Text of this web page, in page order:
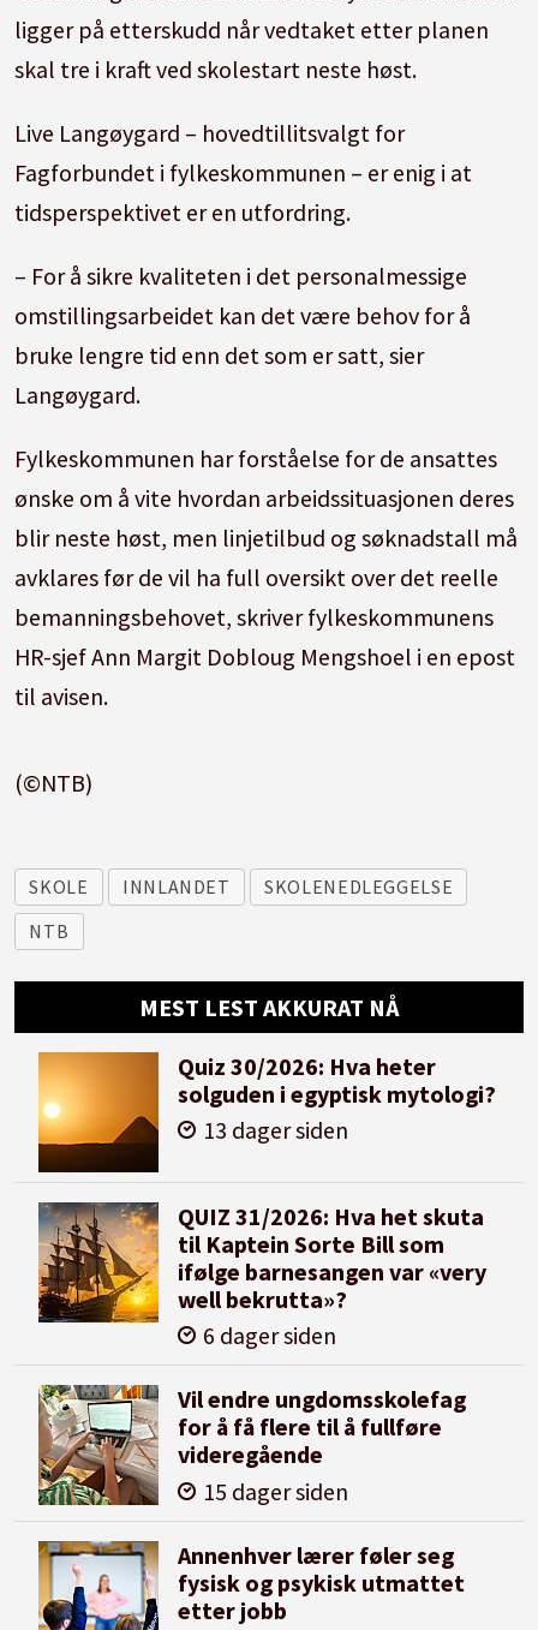
ligger på etterskudd når vedtaket etter planen
skal tre i kraft ved skolestart neste høst.
Live Langøygard – hovedtillitsvalgt for
Fagforbundet i fylkeskommunen – er enig i at
tidsperspektivet er en utfordring.
– For å sikre kvaliteten i det personalmessige
omstillingsarbeidet kan det være behov for å
bruke lengre tid enn det som er satt, sier
Langøygard.
Fylkeskommunen har forståelse for de ansattes
ønske om å vite hvordan arbeidssituasjonen deres
blir neste høst, men linjetilbud og søknadstall må
avklares før de vil ha full oversikt over det reelle
bemanningsbehovet, skriver fylkeskommunens
HR-sjef Ann Margit Dobloug Mengshoel i en epost
til avisen.
(©NTB)
SKOLE INNLANDET
SKOLENEDLEGGELSE
NTB
MEST LEST AKKURAT NÅ
Quiz 30/2026: Hva heter
solguden i egyptisk mytologi?
13 dager siden
QUIZ 31/2026: Hva het skuta
til Kaptein Sorte Bill som
ifølge barnesangen var «very
well bekrutta»?
6 dager siden
Vil endre ungdomsskolefag
for å få flere til å fullføre
videregående
15 dager siden
Annenhver lærer føler seg
fysisk og psykisk utmattet
etter jobb